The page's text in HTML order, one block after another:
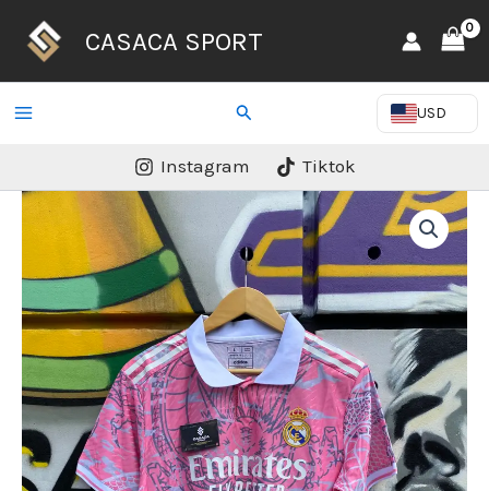
CASACA SPORT
Buscar USD
Instagram Tiktok